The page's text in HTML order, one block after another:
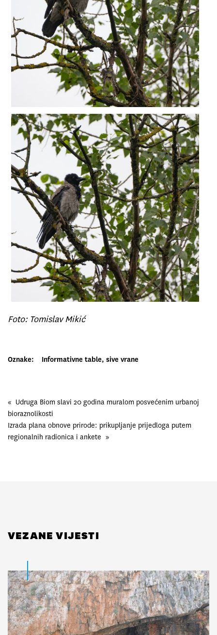
Foto: Tomislav Mikić
Oznake: Informativne table, sive vrane
« Udruga Biom slavi 20 godina muralom posvećenim urbanoj
bioraznolikosti
Izrada plana obnove prirode: prikupljanje prijedloga putem
regionalnih radionica i ankete »
VEZANE VIJESTI